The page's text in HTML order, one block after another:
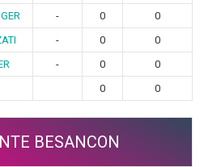
- 0
0
- 0
0
- 0
0
0 0
BESANCON